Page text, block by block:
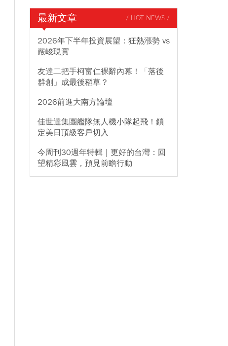
最新文章 / HOT NEWS /
2026年下半年投資展望：狂熱漲勢 vs
嚴峻現實
友達二把手柯富仁裸辭內幕！「落後
群創」成最後稻草？
2026前進大南方論壇
佳世達集團艦隊無人機小隊起飛！鎖
定美日頂級客戶切入
今周刊30週年特輯｜更好的台灣：回
望精彩風雲，預見前瞻行動